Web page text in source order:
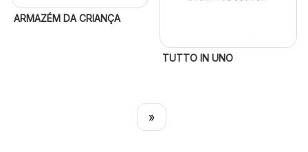
ARMAZÉM DA CRIANÇA
TUTTO IN UNO
»